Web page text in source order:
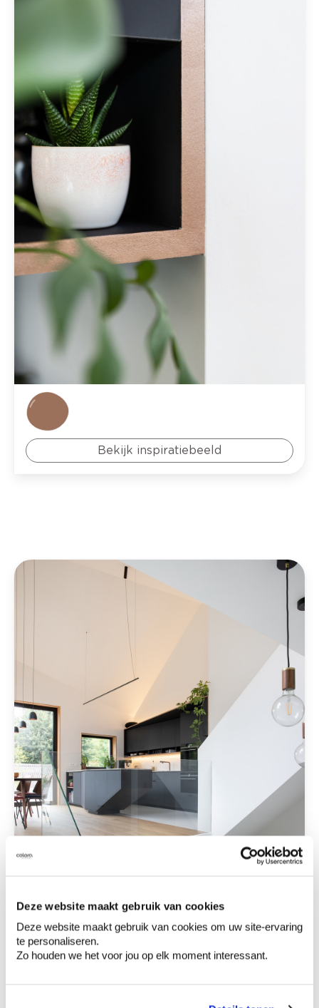
Deze website maakt gebruik van cookies
Deze website maakt gebruik van cookies om uw site-ervaring
te personaliseren.
Zo houden we het voor jou op elk moment interessant.
Bekijk inspiratiebeeld